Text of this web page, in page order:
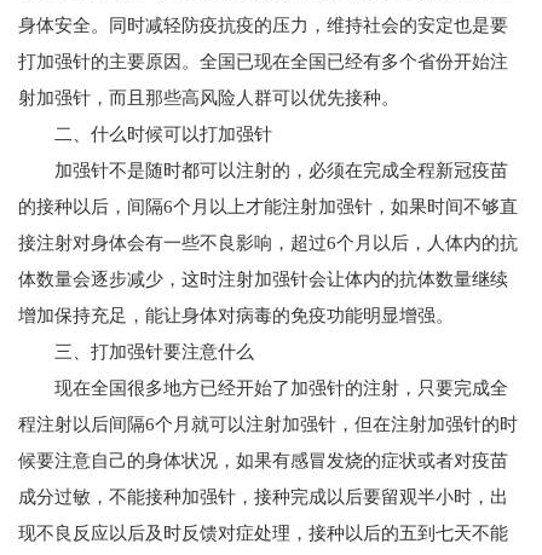
身体安全。同时减轻防疫抗疫的压力，维持社会的安定也是要
打加强针的主要原因。全国已现在全国已经有多个省份开始注
射加强针，而且那些高风险人群可以优先接种。
二、什么时候可以打加强针
加强针不是随时都可以注射的，必须在完成全程新冠疫苗
的接种以后，间隔6个月以上才能注射加强针，如果时间不够直
接注射对身体会有一些不良影响，超过6个月以后，人体内的抗
体数量会逐步减少，这时注射加强针会让体内的抗体数量继续
增加保持充足，能让身体对病毒的免疫功能明显增强。
三、打加强针要注意什么
现在全国很多地方已经开始了加强针的注射，只要完成全
程注射以后间隔6个月就可以注射加强针，但在注射加强针的时
候要注意自己的身体状况，如果有感冒发烧的症状或者对疫苗
成分过敏，不能接种加强针，接种完成以后要留观半小时，出
现不良反应以后及时反馈对症处理，接种以后的五到七天不能